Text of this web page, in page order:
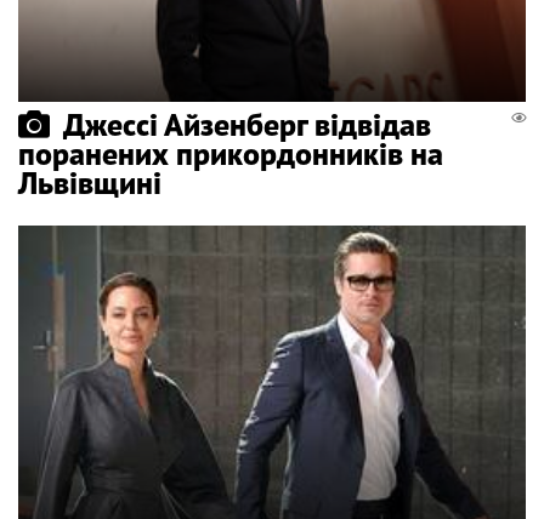
Джессі Айзенберг відвідав
поранених прикордонників на
Львівщині